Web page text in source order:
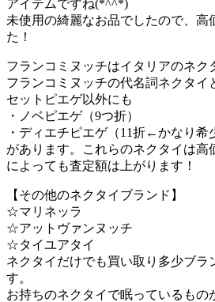
アイテムですね(*^^*)
未使用の綺麗なお品でしたので、高
た！
フランコミヌッチはイタリアのネク
フランコミヌッチの代名詞ネクタイ
セットピエゲ以外にも
・ノベピエゲ（9つ折）
・ディエチピエゲ（11折←かなり希
があります。これらのネクタイは高
によっても査定額は上がります！
【その他のネクタイブランド】
☆マリネッラ
☆アットヴァンヌッチ
☆タイユアタイ
ネクタイだけでも買い取り多少ブラ
す。
お持ちのネクタイで眠っているもの